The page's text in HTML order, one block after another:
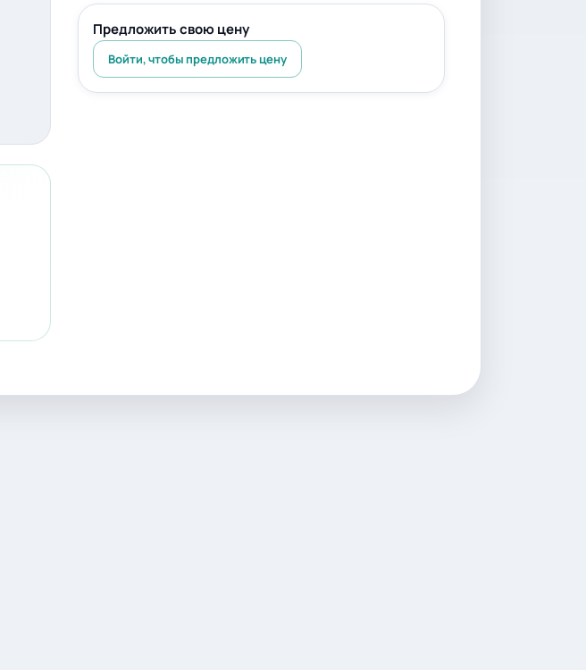
Предложить свою цену
Войти, чтобы предложить цену